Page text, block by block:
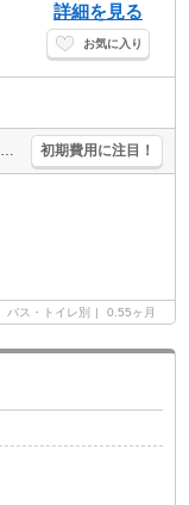
詳細を見る
お気に入り
駅まで平坦。2階角部屋。日当り良好。仲介手数料家賃の0.55ヶ月分(税込)。駅近。最上階。スーパーが近く(178m)買物便利。 初期費用に注目！
バス・トイレ別 0.55ヶ月